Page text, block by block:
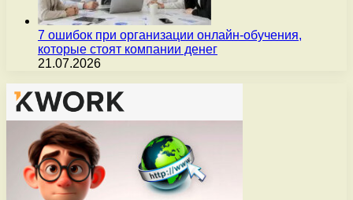
7 ошибок при организации онлайн-обучения,
которые стоят компании денег
21.07.2026